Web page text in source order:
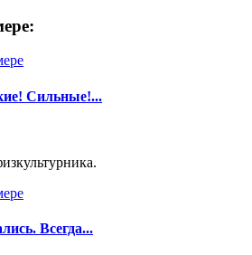
Сильные!...
Всегда...